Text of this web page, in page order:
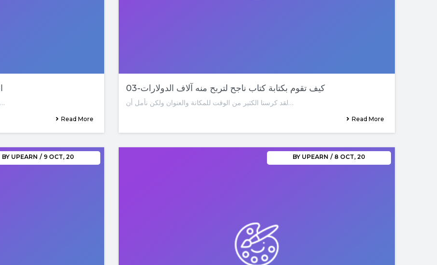
إذن أنت تعرف الآن لماذا تعد الكتب الإلكترونية طريقة رائعة…
Read More
03-كيف تقوم بكتابة كتاب ناجح لتربح منه آلاف الدولارات
لقد كرسنا الكثير من الوقت للمكانة والعنوان ولكن نأمل أن…
Read More
BY UPEARN / 9 OCT, 20 BY UPEARN / 8 OCT, 20